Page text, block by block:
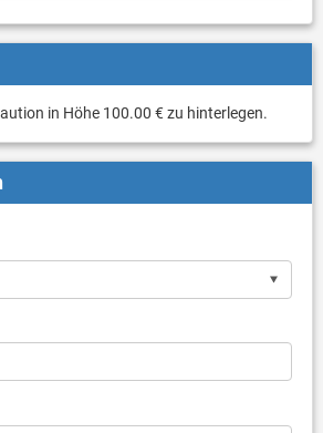
in Höhe 100.00 € zu hinterlegen.